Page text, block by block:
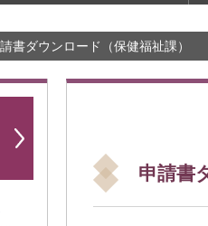
書ダウンロード（保健福祉課）
申請書